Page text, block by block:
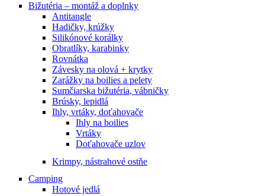
Bižutéria – montáž a doplnky
Antitangle
Hadičky, krúžky
Silikónové korálky
Obratlíky, karabinky
Rovnátka
Závesky na olová + krytky
Zarážky na boilies a pelety
Sumčiarska bižutéria, vábničky
Brúsky, lepidlá
Ihly, vrtáky, doťahovače
Ihly na boilies
Vrtáky
Doťahovače uzlov
Krimpy, nástrahové ostňe
Camping
Hotové jedlá